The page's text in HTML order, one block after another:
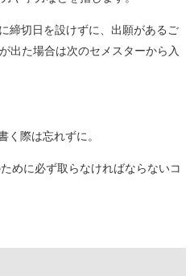
締切日を設けずに、出願があるご
出た場合は次のセメスターから入
く際は忘れずに。
めに必ず取らなければならないコ